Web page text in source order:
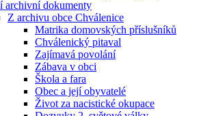
archivní dokumenty
Z archivu obce Chválenice
Matrika domovských příslušníků
Chválenický pitaval
Zajímavá povolání
Zábava v obci
Škola a fara
Obec a její obyvatelé
Život za nacistické okupace